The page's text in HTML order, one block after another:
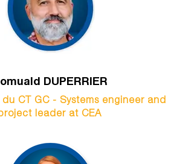
DUPERRIER
CT GC - Systems engineer and
leader at CEA